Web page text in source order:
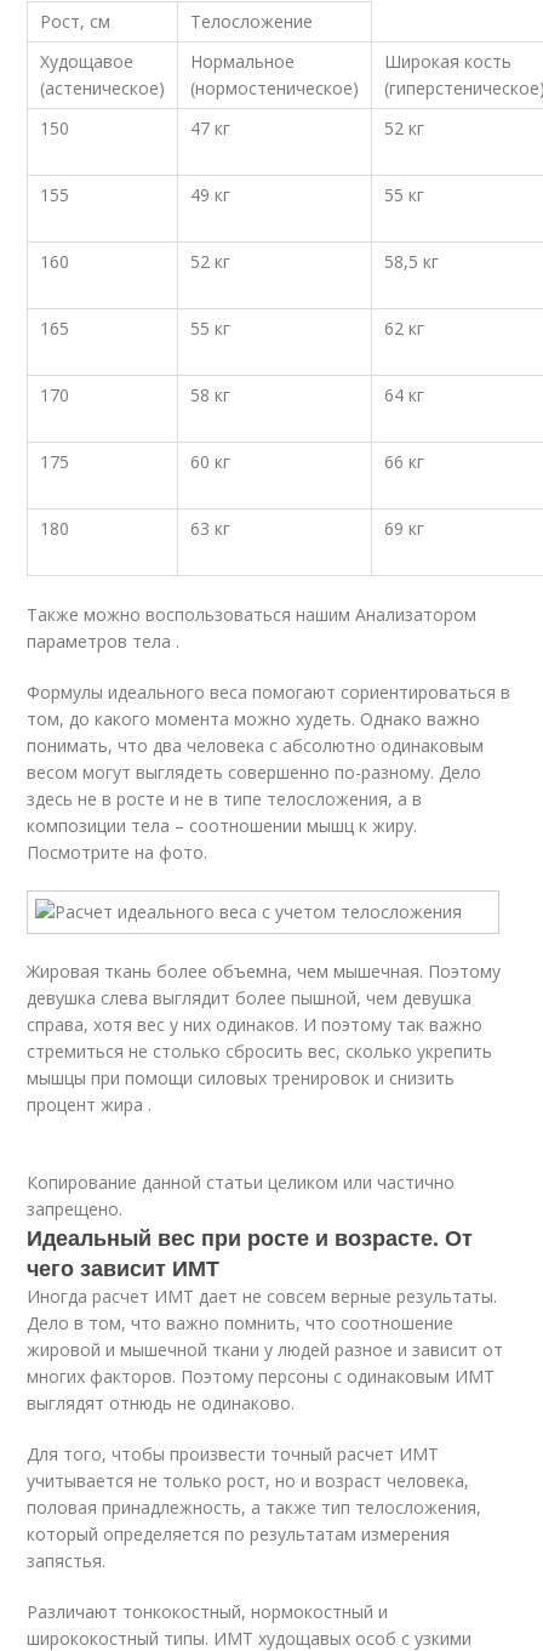
Рост, см
Телосложение
Худощавое
(астеническое)
Нормальное
(нормостеническое)
Широкая кость
150
47 кг 52 кг
155 49 кг 55 кг
160 52 кг 58,5 кг
165 55 кг 62 кг
170 58 кг 64 кг
175 60 кг 66 кг
180 63 кг 69 кг
Также можно воспользоваться нашим Анализатором
параметров тела .
Формулы идеального веса помогают сориентироваться в
том, до какого момента можно худеть. Однако важно
понимать, что два человека с абсолютно одинаковым
весом могут выглядеть совершенно по-разному. Дело
здесь не в росте и не в типе телосложения, а в
композиции тела – соотношении мышц к жиру.
Посмотрите на фото.
Жировая ткань более объемна, чем мышечная. Поэтому
девушка слева выглядит более пышной, чем девушка
справа, хотя вес у них одинаков. И поэтому так важно
стремиться не столько сбросить вес, сколько укрепить
мышцы при помощи силовых тренировок и снизить
процент жира .
Копирование данной статьи целиком или частично
запрещено.
Идеальный вес при росте и возрасте. От
чего зависит ИМТ
Иногда расчет ИМТ дает не совсем верные результаты.
Дело в том, что важно помнить, что соотношение
жировой и мышечной ткани у людей разное и зависит от
многих факторов. Поэтому персоны с одинаковым ИМТ
выглядят отнюдь не одинаково.
Для того, чтобы произвести точный расчет ИМТ
учитывается не только рост, но и возраст человека,
половая принадлежность, а также тип телосложения,
который определяется по результатам измерения
запястья.
Различают тонкокостный, нормокостный и
ширококостный типы. ИМТ худощавых особ с узкими